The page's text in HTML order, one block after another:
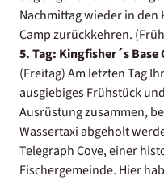
Nachmittag wieder in den
Camp zurückkehren.
5. Tag: Kingfisher´s
(Freitag) Am letzten Tag
ausgiebiges Frühstück
Ausrüstung zusammen,
Wassertaxi abgeholt
Telegraph Cove, einer
Fischergemeinde. Hier